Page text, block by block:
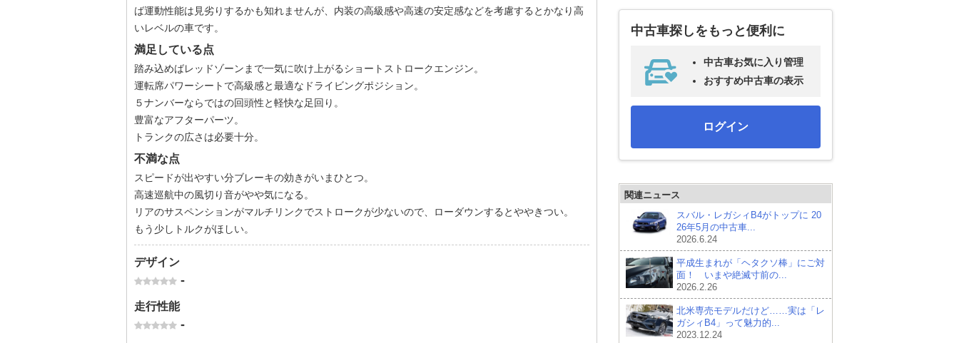
ば運動性能は見劣りするかも知れませんが、内装の高級感や高速の安定感などを考慮するとかなり高
いレベルの車です。
満足している点
踏み込めばレッドゾーンまで一気に吹け上がるショートストロークエンジン。
運転席パワーシートで高級感と最適なドライビングポジション。
５ナンバーならではの回頭性と軽快な足回り。
豊富なアフターパーツ。
トランクの広さは必要十分。
不満な点
スピードが出やすい分ブレーキの効きがいまひとつ。
高速巡航中の風切り音がやや気になる。
リアのサスペンションがマルチリンクでストロークが少ないので、ローダウンするとややきつい。
もう少しトルクがほしい。
デザイン
-
走行性能
-
中古車探しをもっと便利に
中古車お気に入り管理
おすすめ中古車の表示
ログイン
関連ニュース
スバル・レガシィB4がトップに 20
26年5月の中古車...
2026.6.24
平成生まれが「ヘタクソ棒」にご対
面！ いまや絶滅寸前の...
2026.2.26
北米専売モデルだけど……実は「レ
ガシィB4」って魅力的...
2023.12.24